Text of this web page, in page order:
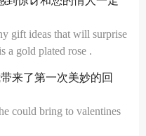
gift ideas that will surprise
a gold plated rose .
来了第一次美妙的回
could bring to valentines